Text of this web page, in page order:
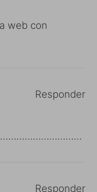
web con
Responder
Responder